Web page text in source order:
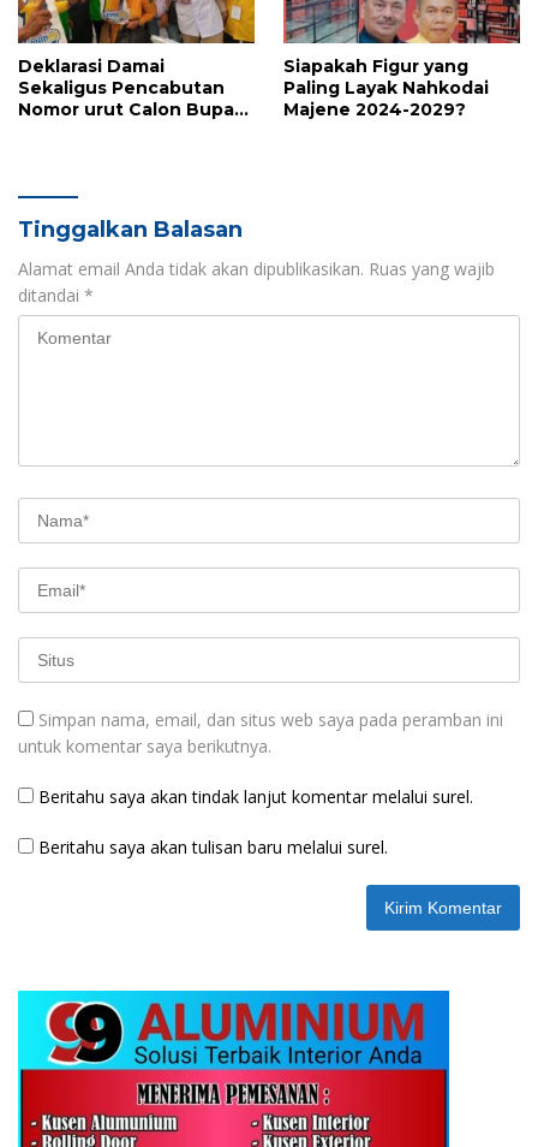
Deklarasi Damai
Sekaligus Pencabutan
Nomor urut Calon Bupati
Siapakah Figur yang
Paling Layak Nahkodai
Majene 2024-2029?
Tinggalkan Balasan
Alamat email Anda tidak akan dipublikasikan. Ruas yang wajib
ditandai *
Simpan nama, email, dan situs web saya pada peramban ini
untuk komentar saya berikutnya.
Beritahu saya akan tindak lanjut komentar melalui surel.
Beritahu saya akan tulisan baru melalui surel.